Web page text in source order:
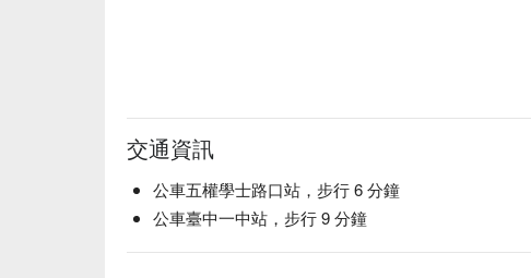
交通資訊
公車五權學士路口站，步行 6 分鐘
公車臺中一中站，步行 9 分鐘